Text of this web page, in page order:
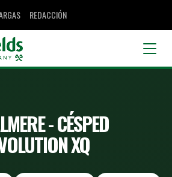
REDACCIÓN
- CÉSPED
XQ